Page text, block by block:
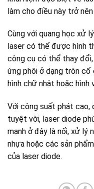
làm cho điều này trở
Cùng với quang học xử
laser có thể được hình
công cụ có thể thay
ứng phôi ở dạng tròn cổ
hình chữ nhật hoặc hình
Với công suất phát cao,
tuyệt vời, laser diode
mạnh ở đây là nối, xử lý
nhựa hoặc các sản
của laser diode.